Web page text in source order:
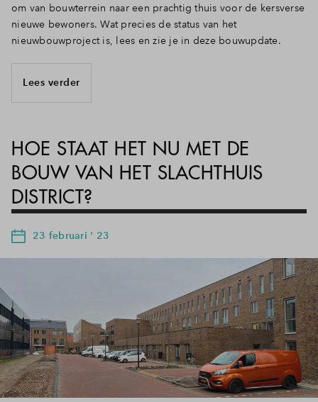
om van bouwterrein naar een prachtig thuis voor de kersverse
nieuwe bewoners. Wat precies de status van het
nieuwbouwproject is, lees en zie je in deze bouwupdate.
Lees verder
HOE STAAT HET NU MET DE
BOUW VAN HET SLACHTHUIS
DISTRICT?
23 februari ' 23